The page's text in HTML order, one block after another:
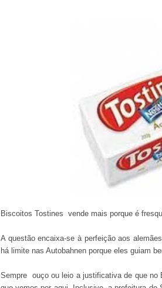
Biscoitos Tostines vende mais porque é
A questão encaixa-se à perfeição aos
há limite nas Autobahnen porque eles guiam
Sempre ouço ou leio a justificativa de que no